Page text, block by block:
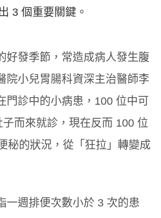
3 個重要關鍵。
好發季節，常造成病人發生腹
院小兒胃腸科資深主治醫師李
門診中的小病患，100 位中可
而來就診，現在反而 100 位
秘的狀況，從「狂拉」轉變成
一週排便次數小於 3 次的患